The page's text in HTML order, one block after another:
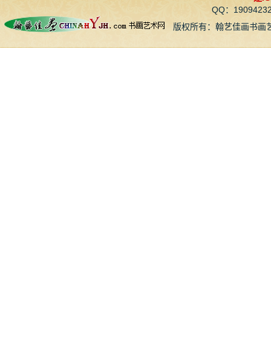
QQ：
版权所有：翰艺佳画书